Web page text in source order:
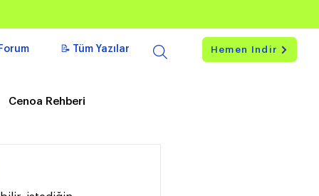
Forum 📝 Tüm Yazılar Hemen İndir
Cenoa Rehberi